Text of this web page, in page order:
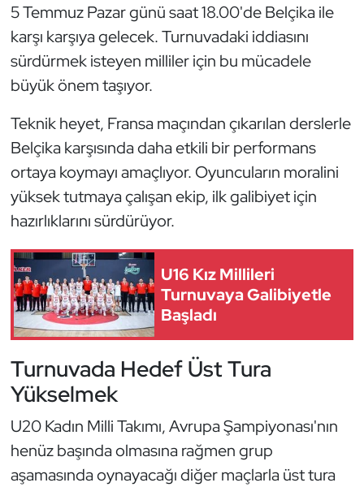
5 Temmuz Pazar günü saat 18.00'de Belçika ile
karşı karşıya gelecek. Turnuvadaki iddiasını
sürdürmek isteyen milliler için bu mücadele
büyük önem taşıyor.
Teknik heyet, Fransa maçından çıkarılan derslerle
Belçika karşısında daha etkili bir performans
ortaya koymayı amaçlıyor. Oyuncuların moralini
yüksek tutmaya çalışan ekip, ilk galibiyet için
hazırlıklarını sürdürüyor.
U16 Kız Millileri
Turnuvaya Galibiyetle
Başladı
Turnuvada Hedef Üst Tura
Yükselmek
U20 Kadın Milli Takımı, Avrupa Şampiyonası'nın
henüz başında olmasına rağmen grup
aşamasında oynayacağı diğer maçlarla üst tura
Karate
Kayak
Kick Boks
Kürek
Masa Tenisi
Modern Pentatlon
Motor Sporları
Okçuluk
Optimist
Oryantiring